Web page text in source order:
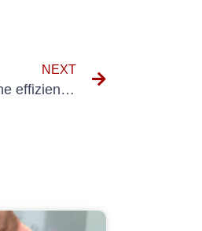
NEXT
Optimierung der DGUV V3-Konformität: Tipps für eine effiziente Inspektionsplanung